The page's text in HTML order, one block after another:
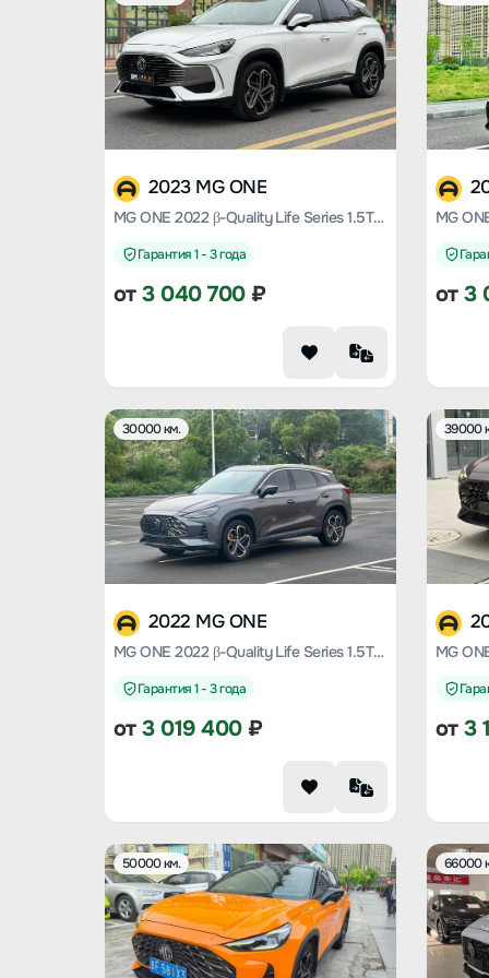
2023 MG ONE
MG ONE 2022 β-Quality Life Series 1.5T large meets Version 1228
Гарантия 1 - 3 года
от3 040 700₽ от3
30000 км.
2022 MG ONE
MG ONE 2022 β-Quality Life Series 1.5T large meets Version 1228
Гарантия 1 - 3 года
от3 019 400₽
39000
от3
50000 км. 66000